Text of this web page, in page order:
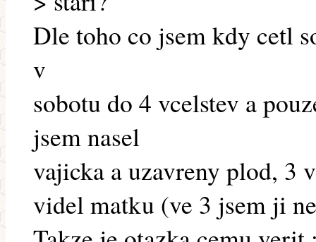
Dle toho co jsem kdy cetl
v
sobotu do 4 vcelstev a
jsem nasel
vajicka a uzavreny plod, 3
videl matku (ve 3 jsem ji